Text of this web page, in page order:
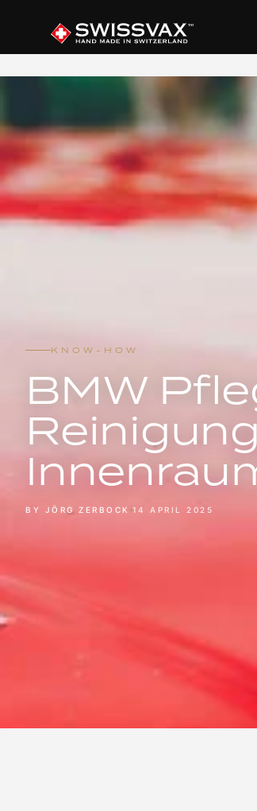
KNOW-HOW
BMW
BY JÖRG ZERBOCK 14 APRIL 2025